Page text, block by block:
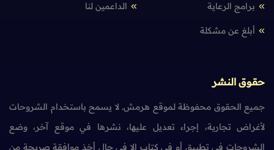
برامج الرعاية الداعمين لنا
أبلغ عن مشكلة
حقوق النشر
جميع الحقوق محفوظة لموقع هرمش. لا يسمح باستخدام الشروحات
لأغراض تجارية، إجراء تعديل عليها، نشرها في موقع آخر، وضع
الشروحات في تطبيق أو في كتاب إلا في حال أخذ موافقة صريحة من